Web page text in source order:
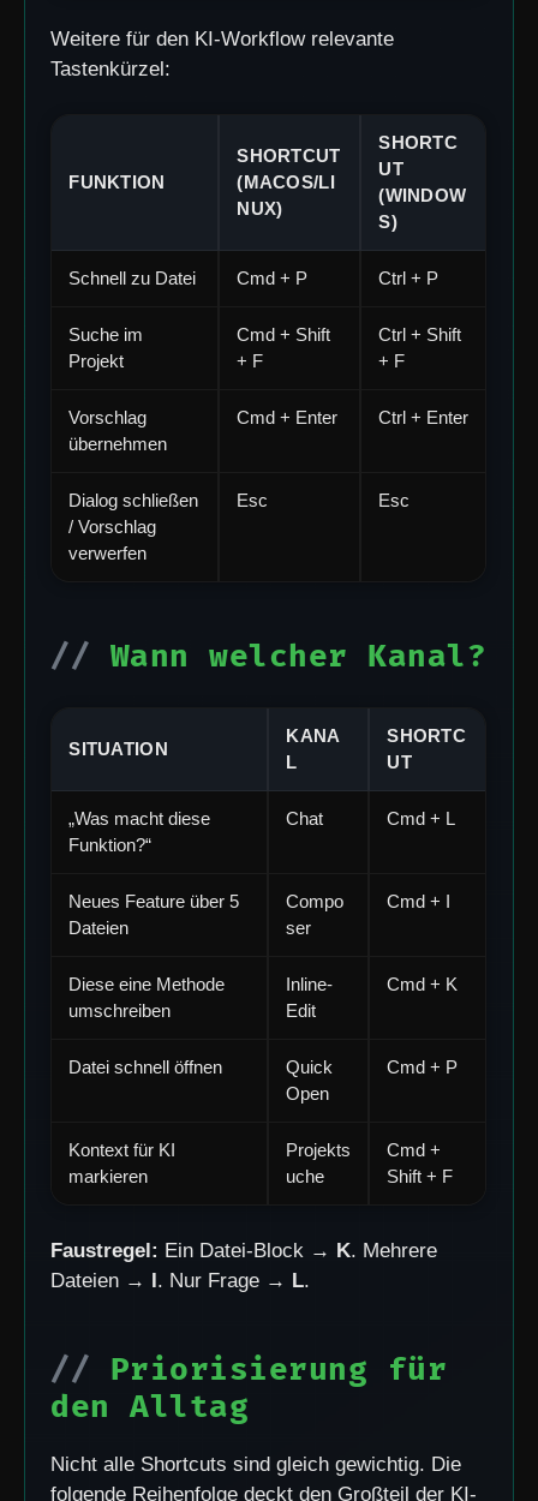
Weitere für den KI-Workflow relevante
Tastenkürzel:
FUNKTION
SHORTCUT
(MACOS/LI
NUX)
SHORTC
UT
(WINDOW
S)
Schnell zu Datei Cmd + P Ctrl + P
Suche im
Projekt
Cmd + Shift
+ F
Ctrl + Shift
+ F
Vorschlag
übernehmen
Cmd + Enter Ctrl + Enter
Dialog schließen
/ Vorschlag
verwerfen
Esc Esc
Wann welcher Kanal?
SITUATION
KANA
L
SHORTC
UT
„Was macht diese
Funktion?“
Chat Cmd + L
Neues Feature über 5
Dateien
Compo
ser
Cmd + I
Diese eine Methode
umschreiben
Inline-
Edit
Cmd + K
Datei schnell öffnen
Quick
Open
Cmd + P
Kontext für KI
markieren
Projekts
uche
Cmd +
Shift + F
Faustregel: Ein Datei-Block → K. Mehrere
Dateien → I. Nur Frage → L.
Priorisierung für
den Alltag
Nicht alle Shortcuts sind gleich gewichtig. Die
folgende Reihenfolge deckt den Großteil der KI-